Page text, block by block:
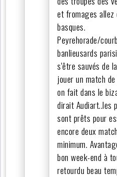
et fromages allez
basques.
Peyrehorade/
banlieusards
s'être sauvés de
jouer un match
on fait dans le
dirait Audiart..les
sont prêts pour
encore deux
minimum.
bon week-end à
retourdu beau